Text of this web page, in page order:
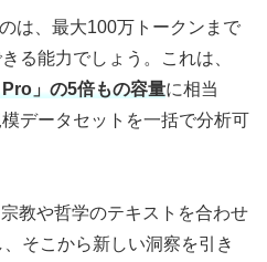
は、最大100万トークンまで
る能力でしょう。これは、
」の5倍もの容量に相当
データセットを一括で分析可
教や哲学のテキストを合わせ
そこから新しい洞察を引き